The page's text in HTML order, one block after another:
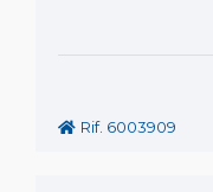
Rif. 6003909